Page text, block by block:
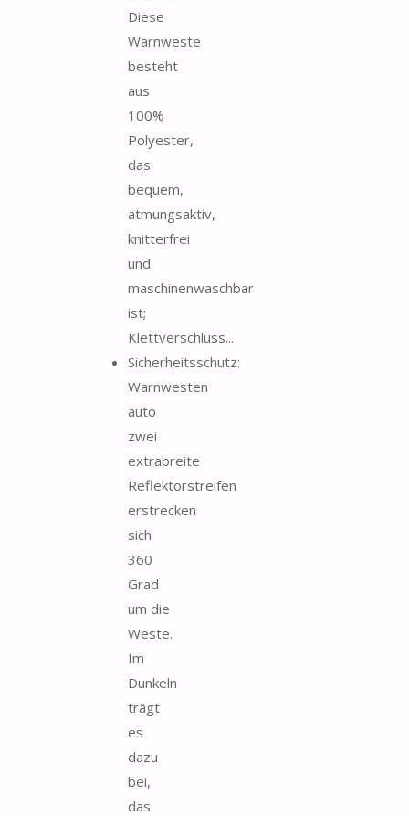
Diese
Warnweste
besteht
aus
100%
Polyester,
das
bequem,
atmungsaktiv,
knitterfrei
und
maschinenwaschbar
ist;
Klettverschluss...
Sicherheitsschutz:
Warnwesten
auto
zwei
extrabreite
Reflektorstreifen
erstrecken
sich
360
Grad
um die
Weste.
Im
Dunkeln
trägt
es
dazu
bei,
das